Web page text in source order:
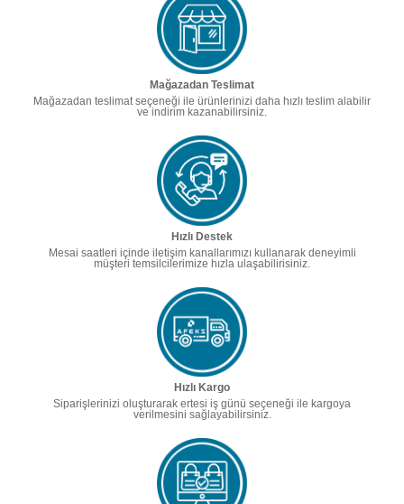
Mağazadan Teslimat
Mağazadan teslimat seçeneği ile ürünlerinizi daha hızlı teslim alabilir
ve indirim kazanabilirsiniz.
Hızlı Destek
Mesai saatleri içinde iletişim kanallarımızı kullanarak deneyimli
müşteri temsilcilerimize hızla ulaşabilirisiniz.
Hızlı Kargo
Siparişlerinizi oluşturarak ertesi iş günü seçeneği ile kargoya
verilmesini sağlayabilirsiniz.